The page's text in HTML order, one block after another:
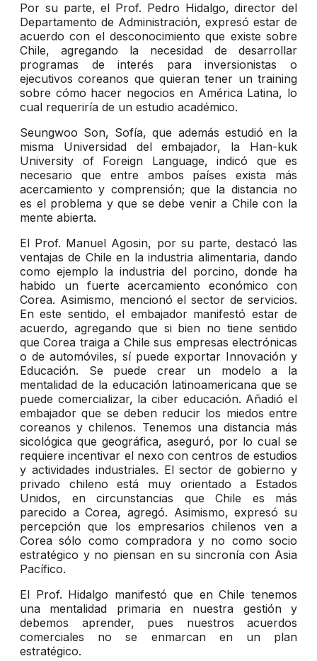
Por su parte, el Prof. Pedro Hidalgo, director del
Departamento de Administración, expresó estar de
acuerdo con el desconocimiento que existe sobre
Chile, agregando la necesidad de desarrollar
programas de interés para inversionistas o
ejecutivos coreanos que quieran tener un training
sobre cómo hacer negocios en América Latina, lo
cual requeriría de un estudio académico.
Seungwoo Son, Sofía, que además estudió en la
misma Universidad del embajador, la Han-kuk
University of Foreign Language, indicó que es
necesario que entre ambos países exista más
acercamiento y comprensión; que la distancia no
es el problema y que se debe venir a Chile con la
mente abierta.
El Prof. Manuel Agosin, por su parte, destacó las
ventajas de Chile en la industria alimentaria, dando
como ejemplo la industria del porcino, donde ha
habido un fuerte acercamiento económico con
Corea. Asimismo, mencionó el sector de servicios.
En este sentido, el embajador manifestó estar de
acuerdo, agregando que si bien no tiene sentido
que Corea traiga a Chile sus empresas electrónicas
o de automóviles, sí puede exportar Innovación y
Educación. Se puede crear un modelo a la
mentalidad de la educación latinoamericana que se
puede comercializar, la ciber educación. Añadió el
embajador que se deben reducir los miedos entre
coreanos y chilenos. Tenemos una distancia más
sicológica que geográfica, aseguró, por lo cual se
requiere incentivar el nexo con centros de estudios
y actividades industriales. El sector de gobierno y
privado chileno está muy orientado a Estados
Unidos, en circunstancias que Chile es más
parecido a Corea, agregó. Asimismo, expresó su
percepción que los empresarios chilenos ven a
Corea sólo como compradora y no como socio
estratégico y no piensan en su sincronía con Asia
Pacífico.
El Prof. Hidalgo manifestó que en Chile tenemos
una mentalidad primaria en nuestra gestión y
debemos aprender, pues nuestros acuerdos
comerciales no se enmarcan en un plan
estratégico.